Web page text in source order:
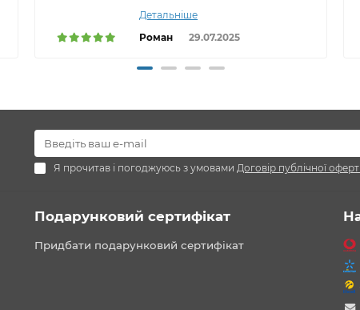
Детальніше
Роман
29.07.2025
Я прочитав і погоджуюсь з умовами Договір публічної
Подарунковий сертифікат
Придбати подарунковий сертифікат